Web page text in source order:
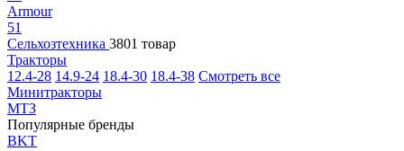
Armour
51
Сельхозтехника 3801 товар
Тракторы
12.4-28 14.9-24 18.4-30 18.4-38 Смотреть все
Минитракторы
МТЗ
Популярные бренды
BKT